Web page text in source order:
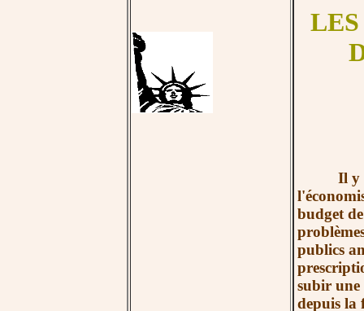
Il y a
budget
publics
subir une
depuis la